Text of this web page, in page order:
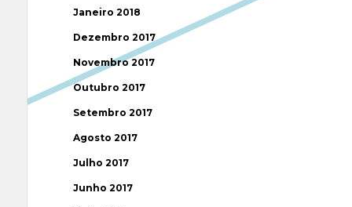
Janeiro 2018
Dezembro 2017
Novembro 2017
Outubro 2017
Setembro 2017
Agosto 2017
Julho 2017
Junho 2017